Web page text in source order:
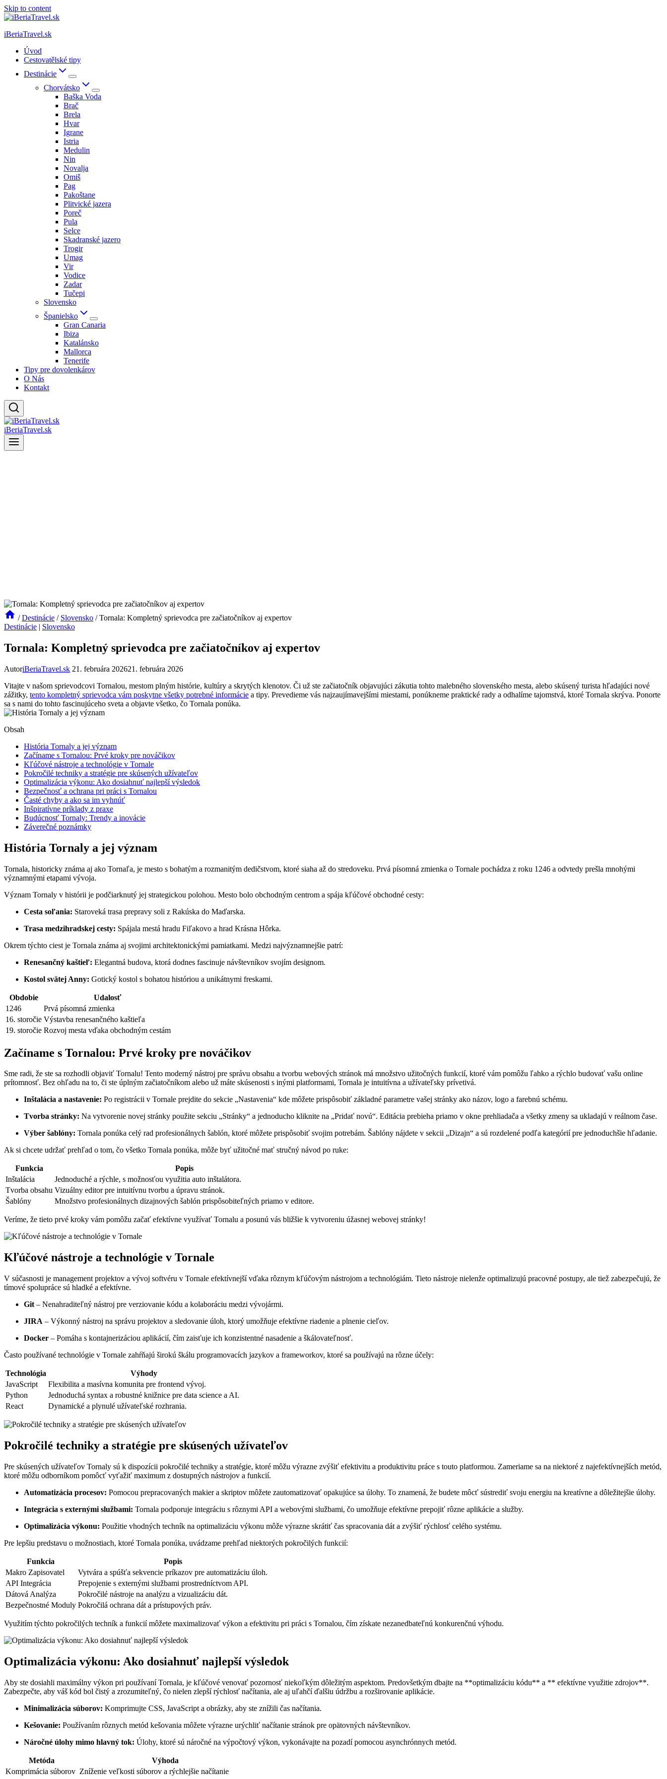
Skip to content
iBeriaTravel.sk
Úvod
Cestovatělské tipy
Destinácie
Chorvátsko
Baška Voda
Brač
Brela
Hvar
Igrane
Istria
Medulin
Nin
Novalja
Omiš
Pag
Pakoštane
Plitvické jazera
Poreč
Pula
Selce
Skadranské jazero
Trogir
Umag
Vir
Vodice
Zadar
Tučepi
Slovensko
Španielsko
Gran Canaria
Ibiza
Katalánsko
Mallorca
Tenerife
Tipy pre dovolenkárov
O Nás
Kontakt
iBeriaTravel.sk
/ Destinácie / Slovensko / Tornala: Kompletný sprievodca pre začiatočníkov aj expertov
Destinácie | Slovensko
Tornala: Kompletný sprievodca pre začiatočníkov aj expertov
AutoriBeriaTravel.sk 21. februára 202621. februára 2026
Vitajte v našom sprievodcovi Tornalou, mestom plným histórie, kultúry a skrytých klenotov. Či už ste začiatočník objavujúci zákutia tohto malebného slovenského mesta, alebo skúsený turista hľadajúci nové
zážitky, tento kompletný sprievodca vám poskytne všetky potrebné informácie a tipy. Prevedieme vás najzaujímavejšími miestami, ponúkneme praktické rady a odhalíme tajomstvá, ktoré Tornala skrýva. Ponorte
sa s nami do tohto fascinujúceho sveta a objavte všetko, čo Tornala ponúka.
Obsah
História Tornaly a jej význam
Začíname s Tornalou: Prvé kroky pre nováčikov
Kľúčové nástroje a technológie v Tornale
Pokročilé techniky a stratégie pre skúsených užívateľov
Optimalizácia výkonu: Ako dosiahnuť najlepší výsledok
Bezpečnosť a ochrana pri práci s Tornalou
Časté chyby a ako sa im vyhnúť
Inšpiratívne príklady z praxe
Budúcnosť Tornaly: Trendy a inovácie
Záverečné poznámky
História Tornaly a jej význam
Tornala, historicky známa aj ako Tornaľa, je mesto s bohatým a rozmanitým dedičstvom, ktoré siaha až do stredoveku. Prvá písomná zmienka o Tornale pochádza z roku 1246 a odvtedy prešla mnohými
významnými etapami vývoja.
Význam Tornaly v histórii je podčiarknutý jej strategickou polohou. Mesto bolo obchodným centrom a spája kľúčové obchodné cesty:
Cesta soľania: Staroveká trasa prepravy soli z Rakúska do Maďarska.
Trasa medzihradskej cesty: Spájala mestá hradu Fiľakovo a hrad Krásna Hôrka.
Okrem týchto ciest je Tornala známa aj svojimi architektonickými pamiatkami. Medzi najvýznamnejšie patrí:
Renesančný kaštieľ: Elegantná budova, ktorá dodnes fascinuje návštevníkov svojím designom.
Kostol svätej Anny: Gotický kostol s bohatou históriou a unikátnymi freskami.
Obdobie
Udalosť
1246
Prvá písomná zmienka
16. storočie Výstavba renesančného kaštieľa
19. storočie Rozvoj mesta vďaka obchodným cestám
Začíname s Tornalou: Prvé kroky pre nováčikov
Sme radi, že ste sa rozhodli objaviť Tornalu! Tento moderný nástroj pre správu obsahu a tvorbu webových stránok má množstvo užitočných funkcií, ktoré vám pomôžu ľahko a rýchlo budovať vašu online
prítomnosť. Bez ohľadu na to, či ste úplným začiatočníkom alebo už máte skúsenosti s inými platformami, Tornala je intuitívna a užívateľsky prívetivá.
Inštalácia a nastavenie: Po registrácii v Tornale prejdite do sekcie „Nastavenia“ kde môžete prispôsobiť základné parametre vašej stránky ako názov, logo a farebnú schému.
Tvorba stránky: Na vytvorenie novej stránky použite sekciu „Stránky“ a jednoducho kliknite na „Pridať novú“. Editácia prebieha priamo v okne prehliadača a všetky zmeny sa ukladajú v reálnom čase.
Výber šablóny: Tornala ponúka celý rad profesionálnych šablón, ktoré môžete prispôsobiť svojim potrebám. Šablóny nájdete v sekcii „Dizajn“ a sú rozdelené podľa kategórií pre jednoduchšie hľadanie.
Ak si chcete udržať prehľad o tom, čo všetko Tornala ponúka, môže byť užitočné mať stručný návod po ruke:
Funkcia
Popis
Inštalácia
Jednoduché a rýchle, s možnosťou využitia auto inštalátora.
Tvorba obsahu Vizuálny editor pre intuitívnu tvorbu a úpravu stránok.
Šablóny
Množstvo profesionálnych dizajnových šablón prispôsobiteľných priamo v editore.
Veríme, že tieto prvé kroky vám pomôžu začať efektívne využívať Tornalu a posunú vás bližšie k vytvoreniu úžasnej webovej stránky!
Kľúčové nástroje a technológie v Tornale
V súčasnosti je management projektov a vývoj softvéru v Tornale efektívnejší vďaka rôznym kľúčovým nástrojom a technológiám. Tieto nástroje nielenže optimalizujú pracovné postupy, ale tiež zabezpečujú, že
tímové spolupráce sú hladké a efektívne.
Git – Nenahraditeľný nástroj pre verziovanie kódu a kolaboráciu medzi vývojármi.
JIRA – Výkonný nástroj na správu projektov a sledovanie úloh, ktorý umožňuje efektívne riadenie a plnenie cieľov.
Docker – Pomáha s kontajnerizáciou aplikácií, čím zaisťuje ich konzistentné nasadenie a škálovateľnosť.
Často používané technológie v Tornale zahŕňajú širokú škálu programovacích jazykov a frameworkov, ktoré sa používajú na rôzne účely:
Technológia
Výhody
JavaScript
Flexibilita a masívna komunita pre frontend vývoj.
Python
Jednoduchá syntax a robustné knižnice pre data science a AI.
React
Dynamické a plynulé užívateľské rozhrania.
Pokročilé techniky a stratégie pre skúsených užívateľov
Pre skúsených užívateľov Tornaly sú k dispozícii pokročilé techniky a stratégie, ktoré môžu výrazne zvýšiť efektivitu a produktivitu práce s touto platformou. Zameriame sa na niektoré z najefektívnejších metód,
ktoré môžu odborníkom pomôcť vyťažiť maximum z dostupných nástrojov a funkcií.
Automatizácia procesov: Pomocou prepracovaných makier a skriptov môžete zautomatizovať opakujúce sa úlohy. To znamená, že budete môcť sústrediť svoju energiu na kreatívne a dôležitejšie úlohy.
Integrácia s externými službami: Tornala podporuje integráciu s rôznymi API a webovými službami, čo umožňuje efektívne prepojiť rôzne aplikácie a služby.
Optimalizácia výkonu: Použitie vhodných techník na optimalizáciu výkonu môže výrazne skrátiť čas spracovania dát a zvýšiť rýchlosť celého systému.
Pre lepšiu predstavu o možnostiach, ktoré Tornala ponúka, uvádzame prehľad niektorých pokročilých funkcií:
Funkcia
Popis
Makro Zapisovatel
Vytvára a spúšťa sekvencie príkazov pre automatizáciu úloh.
API Integrácia
Prepojenie s externými službami prostredníctvom API.
Dátová Analýza
Pokročilé nástroje na analýzu a vizualizáciu dát.
Bezpečnostné Moduly Pokročilá ochrana dát a prístupových práv.
Využitím týchto pokročilých techník a funkcií môžete maximalizovať výkon a efektivitu pri práci s Tornalou, čím získate nezanedbateľnú konkurenčnú výhodu.
Optimalizácia výkonu: Ako dosiahnuť najlepší výsledok
Aby ste dosiahli maximálny výkon pri používaní Tornala, je kľúčové venovať pozornosť niekoľkým dôležitým aspektom. Predovšetkým dbajte na **optimalizáciu kódu** a ** efektívne využitie zdrojov**.
Zabezpečte, aby váš kód bol čistý a zrozumiteľný, čo nielen zlepší rýchlosť načítania, ale aj uľahčí ďalšiu údržbu a rozširovanie aplikácie.
Minimalizácia súborov: Komprimujte CSS, JavaScript a obrázky, aby ste znížili čas načítania.
Kešovanie: Používaním rôznych metód kešovania môžete výrazne urýchliť načítanie stránok pre opätovných návštevníkov.
Náročné úlohy mimo hlavný tok: Úlohy, ktoré sú náročné na výpočtový výkon, vykonávajte na pozadí pomocou asynchrónnych metód.
Metóda
Výhoda
Komprimácia súborov Zníženie veľkosti súborov a rýchlejšie načítanie